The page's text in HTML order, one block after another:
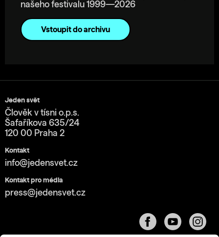
našeho festivalu 1999—2026
Vstoupit do archivu
Jeden svět
Člověk v tísni o.p.s.
Šafaříkova 635/24
120 00 Praha 2
Kontakt
info@jedensvet.cz
Kontakt pro média
press@jedensvet.cz